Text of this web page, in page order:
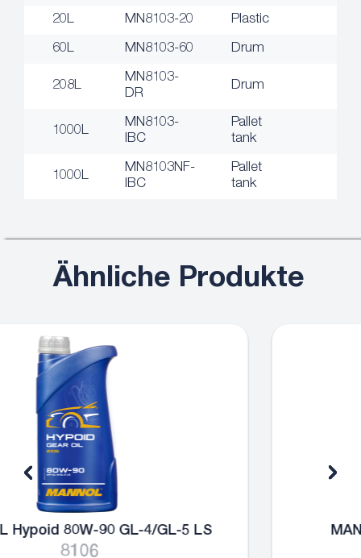
20L MN8103-20 Plastic
60L MN8103-60 Drum
208L
MN8103-
DR
Drum
1000L
MN8103-
IBC
Pallet
tank
1000L
MN8103NF-
IBC
Pallet
tank
Ähnliche Produkte
MANNOL Universal 80W-90 GL-4